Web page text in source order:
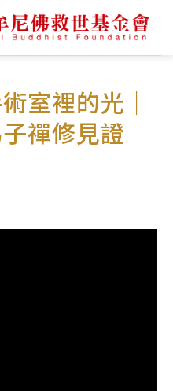
室裡的光｜
禪修見證